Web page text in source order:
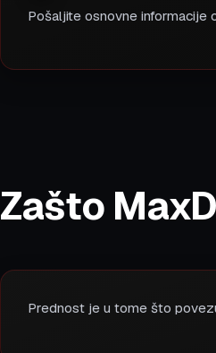
Pošaljite osnovne informacije
Zašto
Prednost je u tome što